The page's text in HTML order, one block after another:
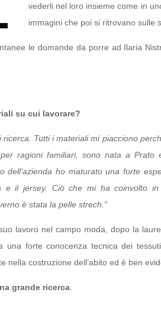
vederli nel loro insieme come in
immagini che poi si ritrovano sulle
le domande da porre ad Ilaria
su cui lavorare?
ricerca. Tutti i materiali mi piacciono
ragioni familiari, sono nata a
dell’azienda ho maturato una forte
e il jersey. Ciò che mi ha coinvolto
è stata la pelle strech.”
lavoro nel campo moda, dopo la
una forte conocenza tecnica dei
nella costruzione dell’abito ed è ben
grande ricerca